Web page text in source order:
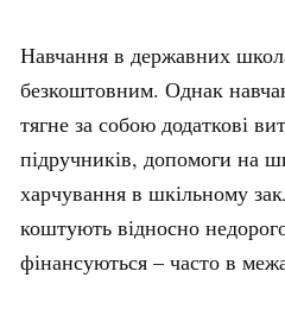
Навчання в державних
безкоштовним. Однак
тягне за собою додаткові
підручників, допомоги на
харчування в шкільному
коштують відносно
фінансуються – часто в